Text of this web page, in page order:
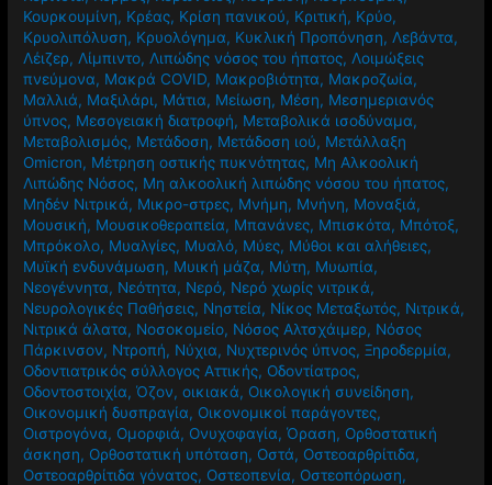
Κουρκουμίνη, Κρέας, Κρίση πανικού, Κριτική, Κρύο,
Κρυολιπόλυση, Κρυολόγημα, Κυκλική Προπόνηση, Λεβάντα,
Λέιζερ, Λίμπιντο, Λιπώδης νόσος του ήπατος, Λοιμώξεις
πνεύμονα, Μακρά COVID, Μακροβιότητα, Μακροζωία,
Μαλλιά, Μαξιλάρι, Μάτια, Μείωση, Μέση, Μεσημεριανός
ύπνος, Μεσογειακή διατροφή, Μεταβολικά ισοδύναμα,
Μεταβολισμός, Μετάδοση, Μετάδοση ιού, Μετάλλαξη
Omicron, Μέτρηση οστικής πυκνότητας, Μη Αλκοολική
Λιπώδης Νόσος, Μη αλκοολική λιπώδης νόσου του ήπατος,
Μηδέν Νιτρικά, Μικρο-στρες, Μνήμη, Μνήνη, Μοναξιά,
Μουσική, Μουσικοθεραπεία, Μπανάνες, Μπισκότα, Μπότοξ,
Μπρόκολο, Μυαλγίες, Μυαλό, Μύες, Μύθοι και αλήθειες,
Μυϊκή ενδυνάμωση, Μυική μάζα, Μύτη, Μυωπία,
Νεογέννητα, Νεότητα, Νερό, Νερό χωρίς νιτρικά,
Νευρολογικές Παθήσεις, Νηστεία, Νίκος Μεταξωτός, Νιτρικά,
Νιτρικά άλατα, Νοσοκομείο, Νόσος Αλτσχάιμερ, Νόσος
Πάρκινσον, Ντροπή, Νύχια, Νυχτερινός ύπνος,Ξηροδερμία,
Οδοντιατρικός σύλλογος Αττικής, Οδοντίατρος,
Οδοντοστοιχία,Όζον,οικιακά, Οικολογική συνείδηση,
Οικονομική δυσπραγία, Οικονομικοί παράγοντες,
Οιστρογόνα, Ομορφιά, Ονυχοφαγία,Όραση, Ορθοστατική
άσκηση, Ορθοστατική υπόταση, Οστά, Οστεοαρθρίτιδα,
Οστεοαρθρίτιδα γόνατος, Οστεοπενία, Οστεοπόρωση,